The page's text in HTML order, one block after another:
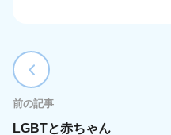
前の記事
LGBTと赤ちゃん